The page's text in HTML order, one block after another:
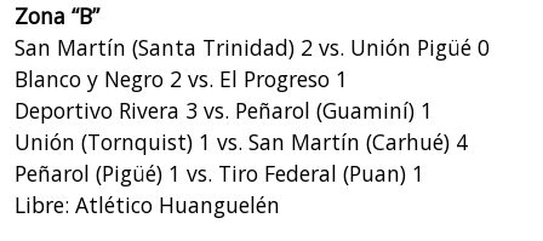
Zona “B”
San Martín (Santa Trinidad) 2 vs. Unión Pigüé 0
Blanco y Negro 2 vs. El Progreso 1
Deportivo Rivera 3 vs. Peñarol (Guaminí) 1
Unión (Tornquist) 1 vs. San Martín (Carhué) 4
Peñarol (Pigüé) 1 vs. Tiro Federal (Puan) 1
Libre: Atlético Huanguelén